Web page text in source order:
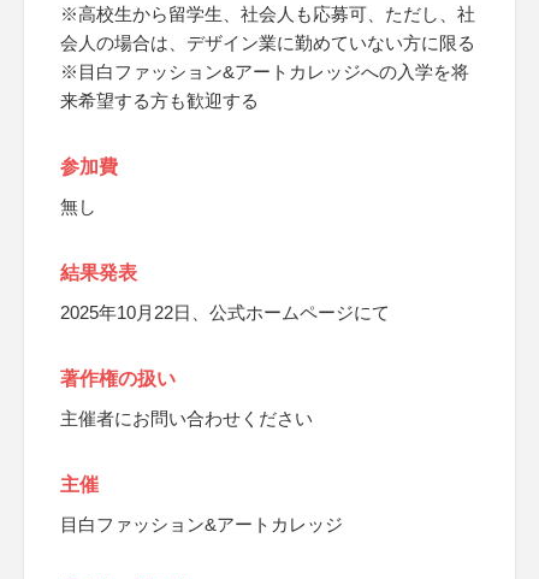
※高校生から留学生、社会人も応募可、ただし、社
会人の場合は、デザイン業に勤めていない方に限る
※目白ファッション&アートカレッジへの入学を将
来希望する方も歓迎する
参加費
無し
結果発表
2025年10月22日、公式ホームページにて
著作権の扱い
主催者にお問い合わせください
主催
目白ファッション&アートカレッジ